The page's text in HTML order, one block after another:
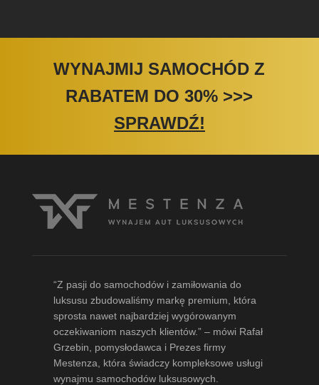
WYNAJMIJ SAMOCHÓD Z
RABATEM DO 30% >>>
SPRAWDŹ!
“Z pasji do samochodów i zamiłowania do
luksusu zbudowaliśmy markę premium, która
sprosta nawet najbardziej wygórowanym
oczekiwaniom naszych klientów.” – mówi Rafał
Grzebin , pomysłodawca i Prezes firmy
Mestenza, która świadczy kompleksowe usługi
wynajmu samochodów luksusowych.